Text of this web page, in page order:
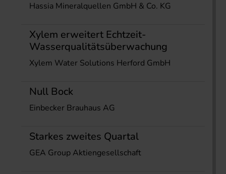
Hassia Mineralquellen GmbH & Co. KG
Xylem erweitert Echtzeit-
Wasserqualitätsüberwachung
Xylem Water Solutions Herford GmbH
Null Bock
Einbecker Brauhaus AG
Starkes zweites Quartal
GEA Group Aktiengesellschaft